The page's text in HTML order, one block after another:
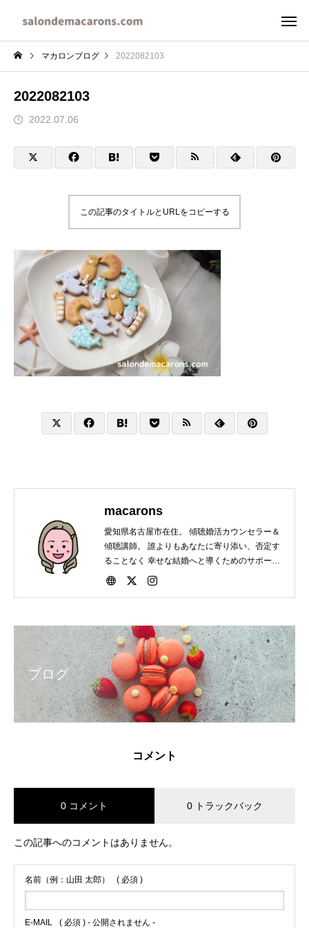
マカロンブログ 2022082103
2022082103
2022.07.06
この記事のタイトルとURLをコピーする
macarons
愛知県名古屋市在住。 傾聴婚活カウンセラー＆
傾聴講師。 誰よりもあなたに寄り添い、否定す
ることなく 幸せな結婚へと導くためのサポート
をしています。 会員・非会員関係なく結婚にま
ブログ
コメント
0 コメント 0 トラックバック
この記事へのコメントはありません。
名前（例：山田 太郎） ( 必須 )
E-MAIL ( 必須 ) - 公開されません -